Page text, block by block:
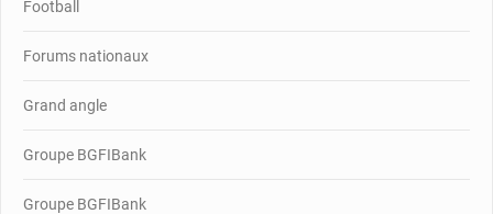
Football
Forums nationaux
Grand angle
Groupe BGFIBank
Groupe BGFIBank